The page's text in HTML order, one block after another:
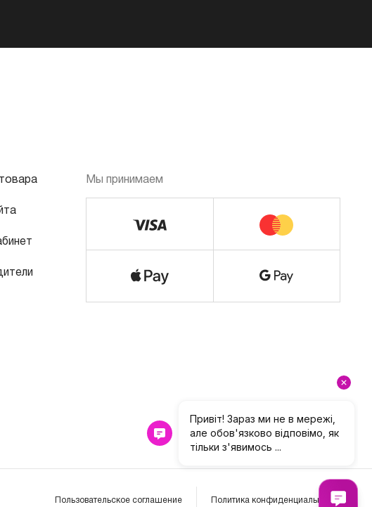
Мы принимаем
Пользовательское соглашение Политика конфиденциальности